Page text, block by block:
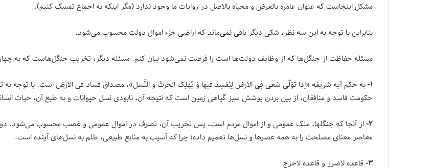
مشکل اینجاست که عنوان عامره بالعرض و محیاه بالاصل در روایات ما وجود ندارد (مگر اینکه به اجماع تمسک کنیم).
بنابراین با توجه به این سه نظر، شکی دیگر باقی نمی‌ماند که اراضی جزء اموال دولت محسوب می‌شود.
مسئله حفاظت از جنگل‌ها که از وظایف دولت‌ها است را فرصت نمی‌شود بیان کنم. مسئله دیگر، تخریب جنگل‌هاست که به
۱- به حکم آیه شریفه «اِذا تَوَلّی‌ سَعی‌ فِی الاَرضِ لِیُفسِدَ فیها وَ یُهلِکَ الحَرثَ و النَّسل»، مصداق فساد فی الارض است. با توجه به
حکومت فاسد و منافقان، از بین بردن پوشش سبز گیاهی زمین است که نتیجه آن، نابودی نسل حیوانات و به طبع آن، حیات
۲- از آنجا که جنگلها، ملک عمومی و از اموال مردم است، پس تخریب آن، تصرف در اموال عمومی و غصب محسوب می‌شود.
معاصر معنای مصلحت را به همه عصرها و نسل‌ها تعمیم داده؛ چرا که آسیب به منابع طبیعی، ظلم به نسل‌های آینده است.
۳- قاعده لاضرر و قاعده لاحرج